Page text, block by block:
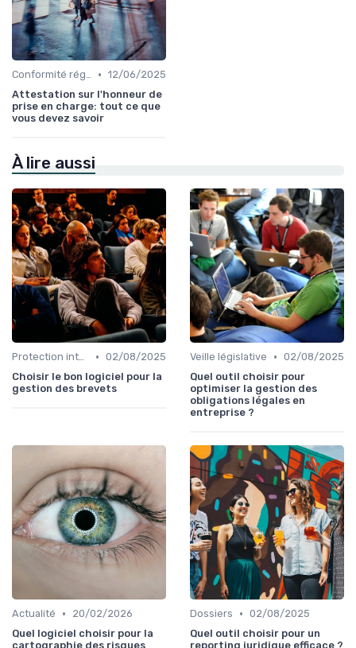
Conformité réglementaire • 12/06/2025
Attestation sur l'honneur de
prise en charge: tout ce que
vous devez savoir
À lire aussi
Protection intellectuelle • 02/08/2025
Choisir le bon logiciel pour la
gestion des brevets
Veille législative • 02/08/2025
Quel outil choisir pour
optimiser la gestion des
obligations légales en
entreprise ?
Actualité •
20/02/2026
Quel logiciel choisir pour la
cartographie des risques
Dossiers • 02/08/2025
Quel outil choisir pour un
reporting juridique efficace ?